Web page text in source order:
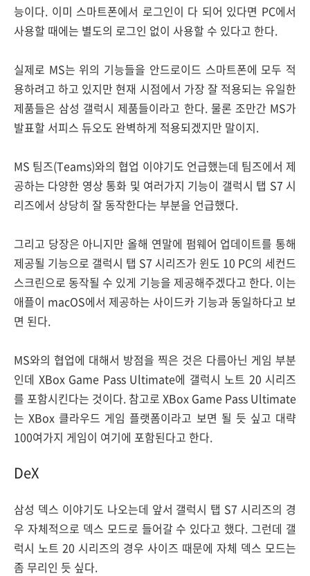
능이다. 이미 스마트폰에서 로그인이 다 되어 있다면 PC에서
사용할 때에는 별도의 로그인 없이 사용할 수 있다고 한다.
실제로 MS는 위의 기능들을 안드로이드 스마트폰에 모두 적
용하려고 하고 있지만 현재 시점에서 가장 잘 적용되는 유일한
제품들은 삼성 갤럭시 제품들이라고 한다. 물론 조만간 MS가
발표할 서피스 듀오도 완벽하게 적용되겠지만 말이지.
MS 팀즈(Teams)와의 협업 이야기도 언급했는데 팀즈에서 제
공하는 다양한 영상 통화 및 여러가지 기능이 갤럭시 탭 S7 시
리즈에서 상당히 잘 동작한다는 부분을 언급했다.
그리고 당장은 아니지만 올해 연말에 펌웨어 업데이트를 통해
제공될 기능으로 갤럭시 탭 S7 시리즈가 윈도 10 PC의 세컨드
스크린으로 동작될 수 있게 기능을 제공해주겠다고 한다. 이는
애플이 macOS에서 제공하는 사이드카 기능과 동일하다고 보
면 된다.
MS와의 협업에 대해서 방점을 찍은 것은 다름아닌 게임 부분
인데 XBox Game Pass Ultimate에 갤럭시 노트 20 시리즈
를 포함시킨다는 것이다. 참고로 XBox Game Pass Ultimate
는 XBox 클라우드 게임 플랫폼이라고 보면 될 듯 싶고 대략
100여가지 게임이 여기에 포함된다고 한다.
DeX
삼성 덱스 이야기도 나오는데 앞서 갤럭시 탭 S7 시리즈의 경
우 자체적으로 덱스 모드로 들어갈 수 있다고 했다. 그런데 갤
럭시 노트 20 시리즈의 경우 사이즈 때문에 자체 덱스 모드는
좀 무리인 듯 싶다.